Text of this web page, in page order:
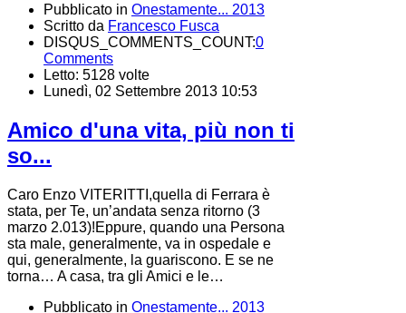
Pubblicato in Onestamente... 2013
Scritto da Francesco Fusca
DISQUS_COMMENTS_COUNT:0
Comments
Letto: 5128 volte
Lunedì, 02 Settembre 2013 10:53
Amico d'una vita, più non ti
so...
Caro Enzo VITERITTI,quella di Ferrara è
stata, per Te, un’andata senza ritorno (3
marzo 2.013)!Eppure, quando una Persona
sta male, generalmente, va in ospedale e
qui, generalmente, la guariscono. E se ne
torna… A casa, tra gli Amici e le…
Pubblicato in Onestamente... 2013